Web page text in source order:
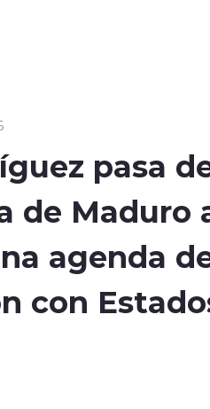
pasa
de Maduro
agenda
con